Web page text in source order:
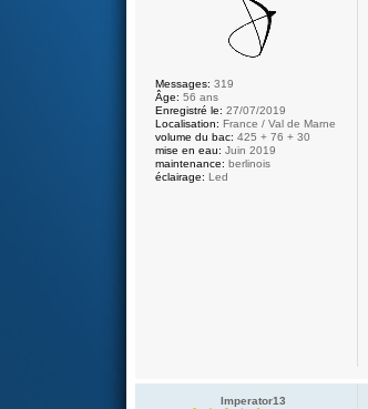
Messages: 319
Âge: 56 ans
Enregistré le: 27/07/2019
Localisation: France / Val de Marne
volume du bac: 425 + 76 + 30
mise en eau: Juin 2019
maintenance: berlinois
éclairage: Led
Imperator13